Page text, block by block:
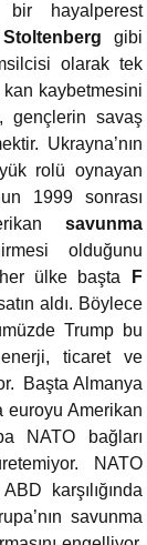
bir hayalperest
Stoltenberg gibi
olarak tek
kaybetmesini
gençlerin savaş
Ukrayna’nın
rolü oynayan
1999 sonrası
savunma
olduğunu
ülke başta
F
aldı. Böylece
Trump bu
enerji, ticaret ve
Başta Almanya
euroyu Amerikan
NATO bağları
NATO
karşılığında
savunma